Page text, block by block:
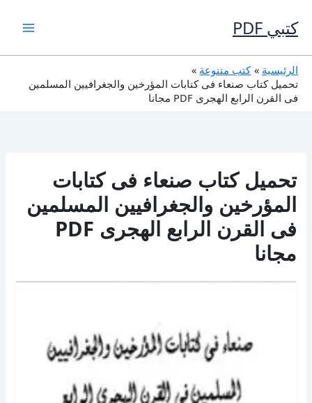
إلى
المحتوى
كتبي PDF
الرئيسية
كتب متنوعة
تحميل كتاب صنعاء فى كتابات المؤرخين والجغرافيين المسلمين
فى القرن الرابع الهجرى PDF مجانا
تحميل كتاب صنعاء فى كتابات
المؤرخين والجغرافيين المسلمين
فى القرن الرابع الهجرى PDF
مجانا